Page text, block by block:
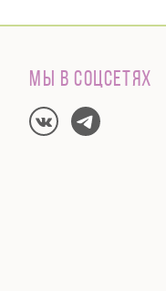
МЫ В СОЦСЕТЯХ